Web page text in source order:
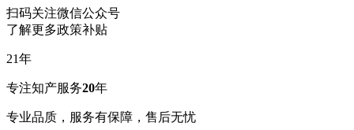
扫码关注微信公众号
了解更多政策补贴
21年
专注知产服务20年
专业品质，服务有保障，售后无忧